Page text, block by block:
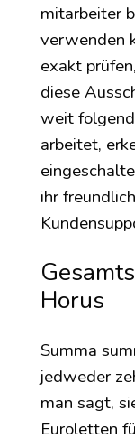
mitarbeiter
verwenden
exakt
diese
weit
arbeitet,
ihr
Horus
Summa
jedweder
man sagt,
Euroletten